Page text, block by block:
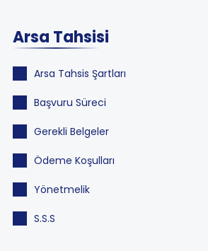
Arsa Tahsisi
Arsa Tahsis Şartları
Başvuru Süreci
Gerekli Belgeler
Ödeme Koşulları
Yönetmelik
S.S.S